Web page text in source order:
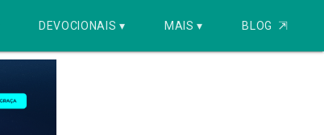
DEVOCIONAIS ▾ MAIS ▾ BLOG ⇱